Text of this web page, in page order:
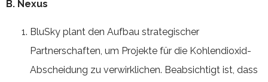
B. Nexus
BluSky plant den Aufbau strategischer
Partnerschaften, um Projekte für die Kohlendioxid-
Abscheidung zu verwirklichen. Beabsichtigt ist, dass